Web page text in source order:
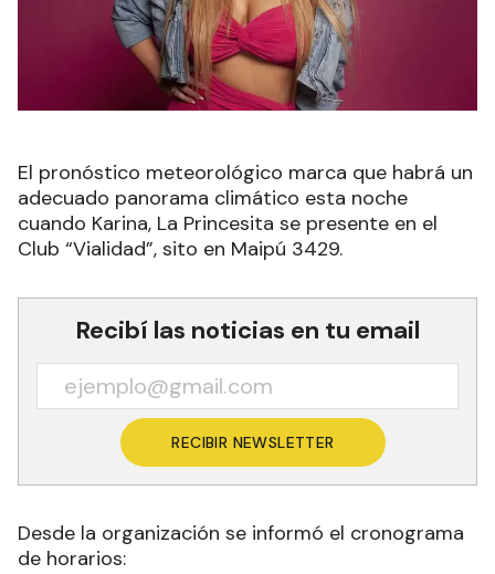
El pronóstico meteorológico marca que habrá un
adecuado panorama climático esta noche
cuando Karina, La Princesita se presente en el
Club “Vialidad”, sito en Maipú 3429.
Recibí las noticias en tu email
RECIBIR NEWSLETTER
Desde la organización se informó el cronograma
de horarios: